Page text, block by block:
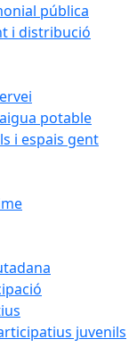
pública
i distribució
potable
i espais gent
juvenils